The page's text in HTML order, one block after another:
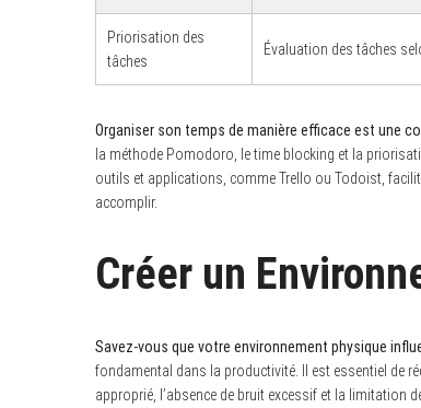
Priorisation des
tâches
Évaluation des tâches
Organiser son temps de manière efficace est une
la méthode Pomodoro, le time blocking et la
outils et applications, comme Trello ou Todoist,
accomplir.
Créer un
Savez-vous que votre environnement physique
fondamental dans la productivité. Il est essentiel de
approprié, l’absence de bruit excessif et la limitation